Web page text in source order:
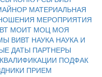
МАТЕРИАЛЬНАЯ
МЕРОПРИЯТИЯ
МОИТ МОЦ МОЯ
ВИВТ НАУКА НАУКА И
ДАТЫ ПАРТНЕРЫ
ПОДФАК
ПРИЕМ